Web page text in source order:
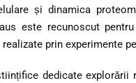
și dinamica
este recunoscut
prin experimente pe
dedicate